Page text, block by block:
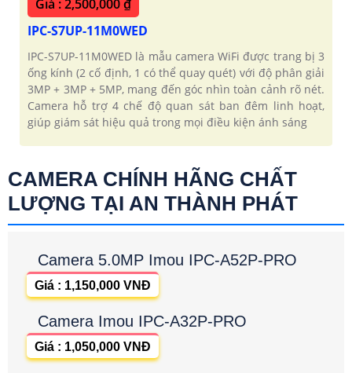
Giá : 2,500,000 ₫
IPC-S7UP-11M0WED
IPC-S7UP-11M0WED là mẫu camera WiFi được trang bị 3
ống kính (2 cố định, 1 có thể quay quét) với độ phân giải
3MP + 3MP + 5MP, mang đến góc nhìn toàn cảnh rõ nét.
Camera hỗ trợ 4 chế độ quan sát ban đêm linh hoạt,
giúp giám sát hiệu quả trong mọi điều kiện ánh sáng
CAMERA CHÍNH HÃNG CHẤT
LƯỢNG TẠI AN THÀNH PHÁT
Camera 5.0MP Imou IPC-A52P-PRO
Giá : 1,150,000 VNĐ
Camera Imou IPC-A32P-PRO
Giá : 1,050,000 VNĐ